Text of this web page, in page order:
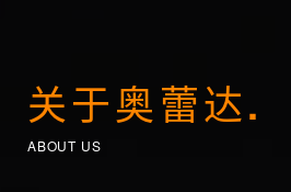
关于奥蕾达.
ABOUT US